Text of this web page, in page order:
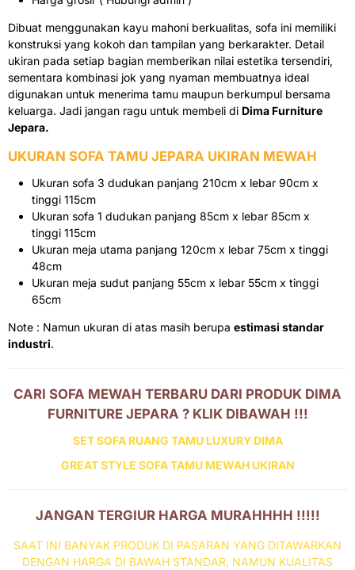
Dibuat menggunakan kayu mahoni berkualitas, sofa ini memiliki
konstruksi yang kokoh dan tampilan yang berkarakter. Detail
ukiran pada setiap bagian memberikan nilai estetika tersendiri,
sementara kombinasi jok yang nyaman membuatnya ideal
digunakan untuk menerima tamu maupun berkumpul bersama
keluarga. Jadi jangan ragu untuk membeli di Dima Furniture
Jepara.
UKURAN SOFA TAMU JEPARA UKIRAN MEWAH
Ukuran sofa 3 dudukan panjang 210cm x lebar 90cm x
tinggi 115cm
Ukuran sofa 1 dudukan panjang 85cm x lebar 85cm x
tinggi 115cm
Ukuran meja utama panjang 120cm x lebar 75cm x tinggi
48cm
Ukuran meja sudut panjang 55cm x lebar 55cm x tinggi
65cm
Note : Namun ukuran di atas masih berupa estimasi standar
industri.
CARI SOFA MEWAH TERBARU DARI PRODUK DIMA
FURNITURE JEPARA ? KLIK DIBAWAH !!!
SET SOFA RUANG TAMU LUXURY DIMA
GREAT STYLE SOFA TAMU MEWAH UKIRAN
JANGAN TERGIUR HARGA MURAHHHH !!!!!
SAAT INI BANYAK PRODUK DI PASARAN YANG DITAWARKAN
DENGAN HARGA DI BAWAH STANDAR, NAMUN KUALITAS